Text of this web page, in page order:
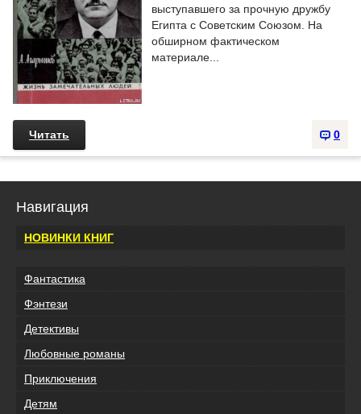
выступавшего за прочную дружбу
Египта с Советским Союзом. На
обширном фактическом
материале...
0
Читать
Навигация
НОВИНКИ КНИГ
Фантастика
Фэнтези
Детективы
Любовные романы
Приключения
Детям